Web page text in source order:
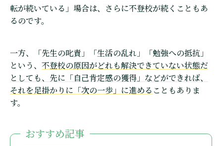
転が続いている」場合は、さらに不登校が続くこともあ
るのです。
一方、「先生の叱責」「生活の乱れ」「勉強への抵抗」
という、 不登校の原因がどれも解決できていない状態だ
としても、先に「自己肯定感の獲得」などができれば、
それを足掛かりに「次の一歩」に進める こともありま
す。
おすすめ記事